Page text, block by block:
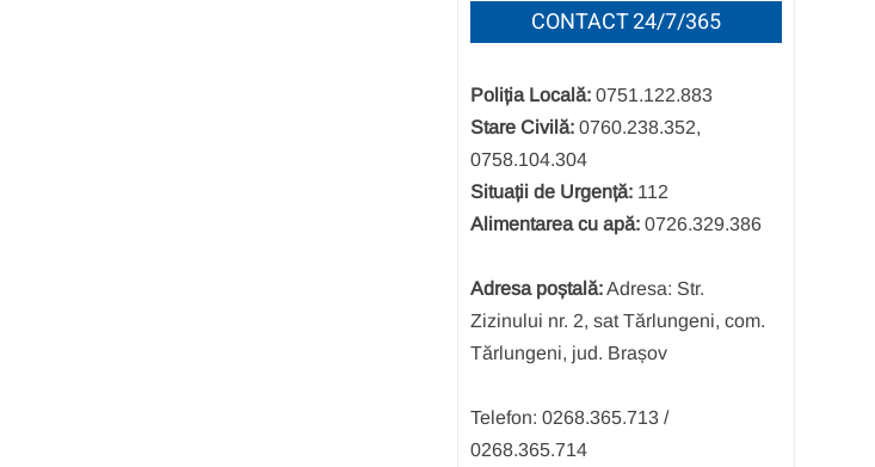
CONTACT 24/7/365
Poliția Locală: 0751.122.883
Stare Civilă: 0760.238.352,
0758.104.304
Situații de Urgență: 112
Alimentarea cu apă: 0726.329.386
Adresa poștală:Adresa: Str.
Zizinului nr. 2, sat Tărlungeni, com.
Tărlungeni, jud. Brașov
Telefon: 0268.365.713 /
0268.365.714